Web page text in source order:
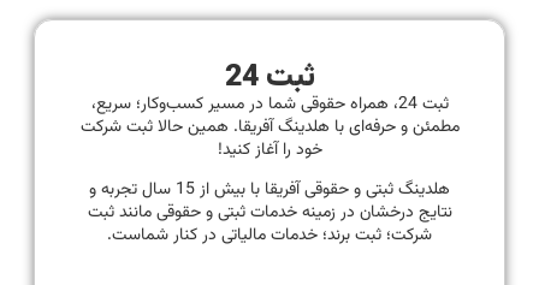
ثبت 24
ثبت 24، همراه حقوقی شما در مسیر کسب‌وکار؛ سریع،
مطمئن و حرفه‌ای با هلدینگ آفریقا. همین حالا ثبت شرکت
خود را آغاز کنید!
هلدینگ ثبتی و حقوقی آفریقا با بیش از 15 سال تجربه و
نتایج درخشان در زمینه خدمات ثبتی و حقوقی مانند ثبت
شرکت؛ ثبت برند؛ خدمات مالیاتی در کنار شماست.